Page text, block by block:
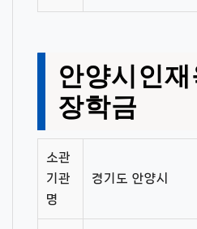
안양시인
장학금
소관
기관
명
경기도 안양시